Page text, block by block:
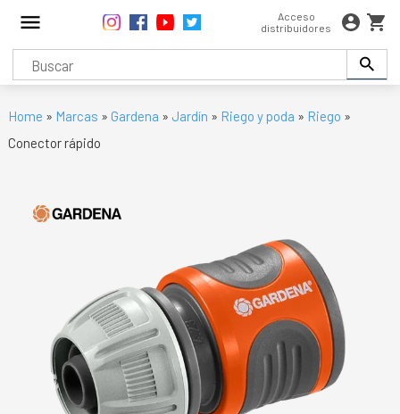
Acceso
distribuidores
Home » Marcas » Gardena » Jardín » Riego y poda » Riego »
Conector rápido